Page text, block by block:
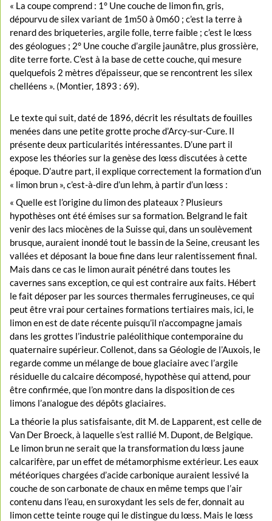
« La coupe comprend : 1° Une couche de limon fin, gris,
dépourvu de silex variant de 1m50 à 0m60 ; c’est la terre à
renard des briqueteries, argile folle, terre faible ; c’est le lœss
des géologues ; 2° Une couche d’argile jaunâtre, plus grossière,
dite terre forte. C’est à la base de cette couche, qui mesure
quelquefois 2 mètres d’épaisseur, que se rencontrent les silex
chelléens ». (Montier, 1893 : 69).
Le texte qui suit, daté de 1896, décrit les résultats de fouilles
menées dans une petite grotte proche d’Arcy-sur-Cure. Il
présente deux particularités intéressantes. D’une part il
expose les théories sur la genèse des lœss discutées à cette
époque. D’autre part, il explique correctement la formation d’un
« limon brun », c’est-à-dire d’un lehm, à partir d’un lœss :
« Quelle est l’origine du limon des plateaux ? Plusieurs
hypothèses ont été émises sur sa formation. Belgrand le fait
venir des lacs miocènes de la Suisse qui, dans un soulèvement
brusque, auraient inondé tout le bassin de la Seine, creusant les
vallées et déposant la boue fine dans leur ralentissement final.
Mais dans ce cas le limon aurait pénétré dans toutes les
cavernes sans exception, ce qui est contraire aux faits. Hébert
le fait déposer par les sources thermales ferrugineuses, ce qui
peut être vrai pour certaines formations tertiaires mais, ici, le
limon en est de date récente puisqu’il n’accompagne jamais
dans les grottes l’industrie paléolithique contemporaine du
quaternaire supérieur. Collenot, dans sa Géologie de l’Auxois, le
regarde comme un mélange de boue glaciaire avec l’argile
résiduelle du calcaire décomposé, hypothèse qui attend, pour
être confirmée, que l’on montre dans la disposition de ces
limons l’analogue des dépôts glaciaires.
La théorie la plus satisfaisante, dit M. de Lapparent, est celle de
Van Der Broeck, à laquelle s’est rallié M. Dupont, de Belgique.
Le limon brun ne serait que la transformation du lœss jaune
calcarifère, par un effet de métamorphisme extérieur. Les eaux
météoriques chargées d’acide carbonique auraient lessivé la
couche de son carbonate de chaux en même temps que l’air
contenu dans l’eau, en suroxydant les sels de fer, donnait au
limon cette teinte rouge qui le distingue du lœss. Mais le lœss